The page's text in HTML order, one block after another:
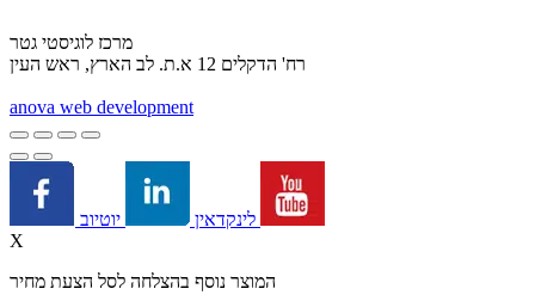
מרכז לוגיסטי גטר
רח' הדקלים 12 א.ת. לב הארץ, ראש העין
anova web development
לינקדאין
X
המוצר נוסף בהצלחה לסל הצעת מחיר